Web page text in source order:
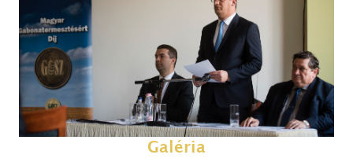
Galéria